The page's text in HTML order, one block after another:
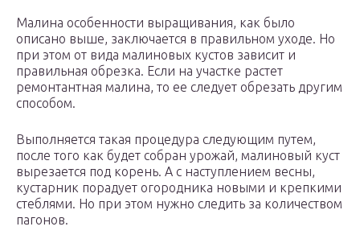
Малина особенности выращивания, как было
описано выше, заключается в правильном уходе. Но
при этом от вида малиновых кустов зависит и
правильная обрезка. Если на участке растет
ремонтантная малина, то ее следует обрезать другим
способом.
Выполняется такая процедура следующим путем,
после того как будет собран урожай, малиновый куст
вырезается под корень. А с наступлением весны,
кустарник порадует огородника новыми и крепкими
стеблями. Но при этом нужно следить за количеством
пагонов.